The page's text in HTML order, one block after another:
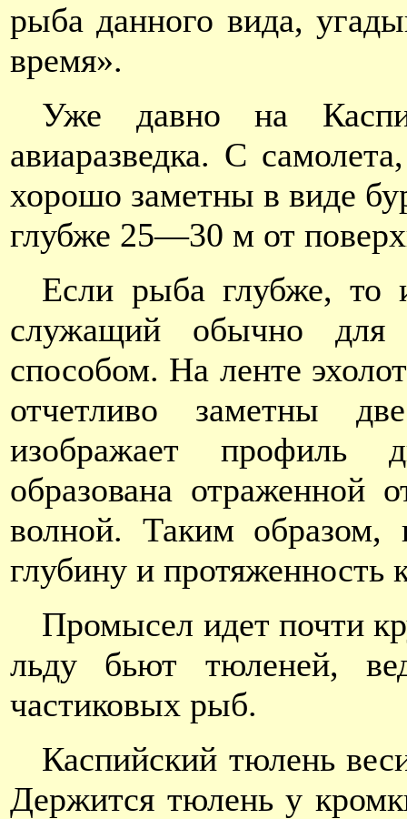
рыба данного вида,
время».
Уже давно на
авиаразведка. С
хорошо заметны в виде
глубже 25—30 м от
Если рыба глубже, то
служащий обычно для
способом. На ленте
отчетливо заметны
изображает профиль
образована
волной. Таким образом,
глубину и протяженность
Промысел идет почти
льду бьют тюленей,
частиковых рыб.
Каспийский тюлень
Держится тюлень у